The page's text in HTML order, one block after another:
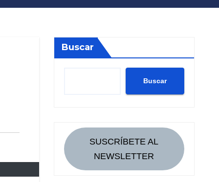
Buscar
Buscar
SUSCRÍBETE AL
NEWSLETTER